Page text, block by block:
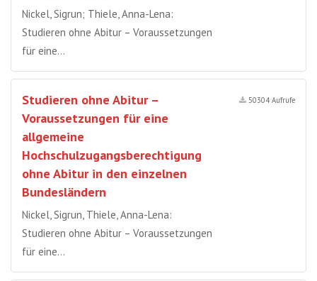
Nickel, Sigrun; Thiele, Anna-Lena:
Studieren ohne Abitur – Voraussetzungen
für eine…
Studieren ohne Abitur –
Voraussetzungen für eine
allgemeine
Hochschulzugangsberechtigung
ohne Abitur in den einzelnen
Bundesländern
Nickel, Sigrun, Thiele, Anna-Lena:
Studieren ohne Abitur – Voraussetzungen
für eine…
50304 Aufrufe